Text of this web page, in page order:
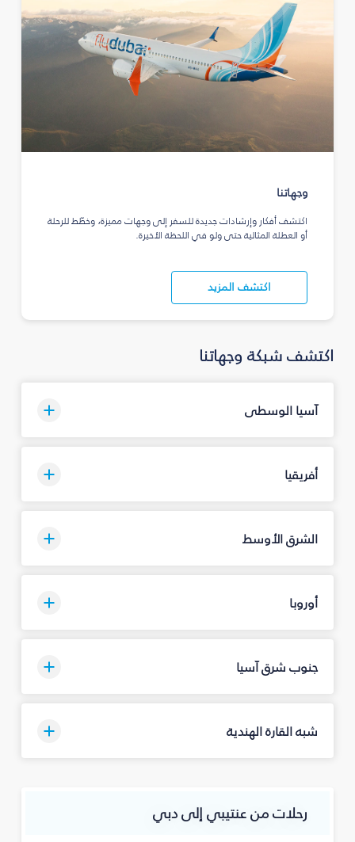
وجهاتنا
اكتشف أفكار وإرشادات جديدة للسفر إلى وجهات مميزة، وخطّط للرحلة
أو العطلة المثالية حتى ولو في اللحظة الأخيرة.
اكتشف المزيد
اكتشف شبكة وجهاتنا
آسيا الوسطى
أفريقيا
الشرق الأوسط
أوروبا
جنوب شرق آسيا
شبه القارة الهندية
رحلات من عنتيبي إلى دبي